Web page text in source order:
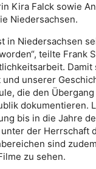
Kira Falck sowie
Niedersachsen.
in Niedersachsen
teilte Frank
Damit
unserer
die den
dokumentieren.
bis in die Jahre
der Herrschaft
sind zudem
zu sehen.